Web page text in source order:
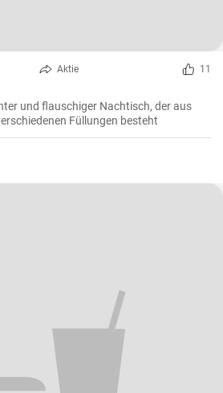
Aktie 11
und flauschiger Nachtisch, der aus
Füllungen besteht